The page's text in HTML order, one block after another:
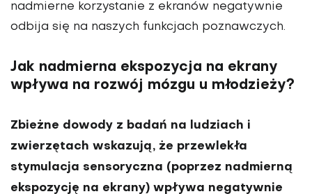
nadmierne korzysta­nie z ekranów negatywnie
odbija się na naszych funkcjach poznawczych.
Jak nadmierna ekspozycja na ekrany
wpływa na rozwój mózgu u młodzieży?
Zbieżne dowody z badań na ludziach i
zwierzętach wskazują, że przewlekła
stymulacja sensoryczna (poprzez nad­mierną
ekspozycję na ekrany) wpływa negatywnie